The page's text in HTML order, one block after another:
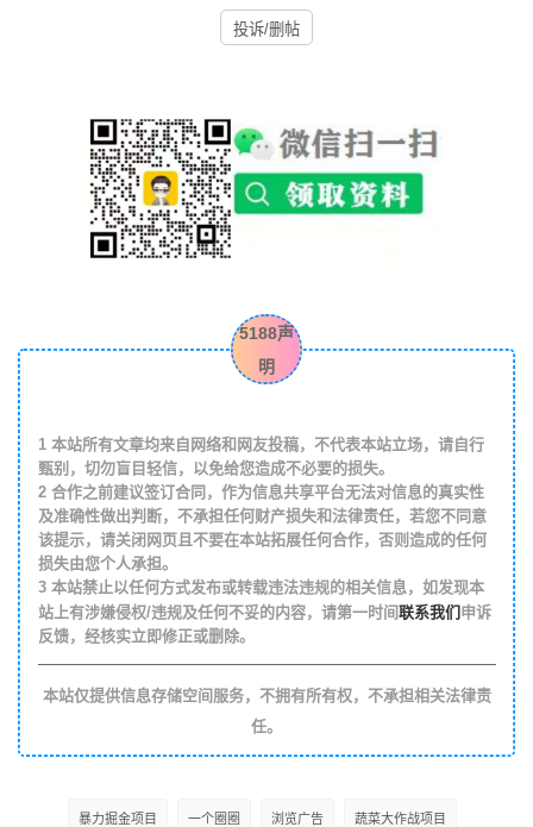
投诉/删帖
5188声
明
1本站所有文章均来自网络和网友投稿，不代表本站立场，请自行
甄别，切勿盲目轻信，以免给您造成不必要的损失。
2合作之前建议签订合同，作为信息共享平台无法对信息的真实性
及准确性做出判断，不承担任何财产损失和法律责任，若您不同意
该提示，请关闭网页且不要在本站拓展任何合作，否则造成的任何
损失由您个人承担。
3本站禁止以任何方式发布或转载违法违规的相关信息，如发现本
站上有涉嫌侵权/违规及任何不妥的内容，请第一时间联系我们申诉
反馈，经核实立即修正或删除。
本站仅提供信息存储空间服务，不拥有所有权，不承担相关法律责
任。
暴力掘金项目 一个圈圈 浏览广告 蔬菜大作战项目